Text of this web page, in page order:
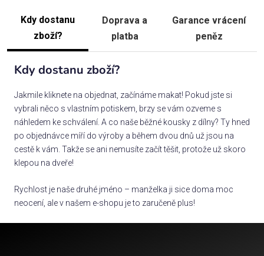
Kdy dostanu
zboží?
Doprava a
platba
Garance vrácení
peněz
Kdy dostanu zboží?
Jakmile kliknete na objednat, začínáme makat! Pokud jste si
vybrali něco s vlastním potiskem, brzy se vám ozveme s
náhledem ke schválení. A co naše běžné kousky z dílny? Ty hned
po objednávce míří do výroby a během dvou dnů už jsou na
cestě k vám. Takže se ani nemusíte začít těšit, protože už skoro
klepou na dveře!
Rychlost je naše druhé jméno – manželka ji sice doma moc
neocení, ale v našem e-shopu je to zaručeně plus!